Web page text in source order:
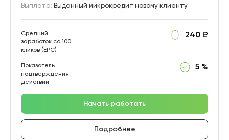
Выплата: Выданный микрокредит новому клиенту
Средний
заработок со 100
кликов (EPC)
240 ₽
Показатель
подтверждения
действий
5 %
Начать работать
Подробнее